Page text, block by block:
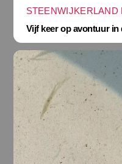
STEENWIJKERLAND
Vijf keer op avontuur